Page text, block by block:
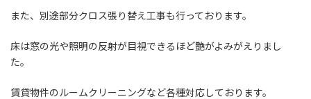
また、別途部分クロス張り替え工事も行っております。
床は窓の光や照明の反射が目視できるほど艶がよみがえりまし
た。
賃貸物件のルームクリーニングなど各種対応しております。